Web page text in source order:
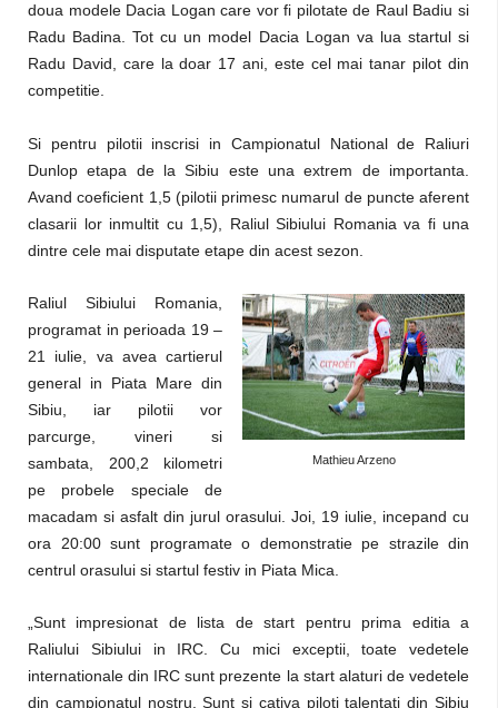
doua modele Dacia Logan care vor fi pilotate de Raul Badiu si
Radu Badina. Tot cu un model Dacia Logan va lua startul si
Radu David, care la doar 17 ani, este cel mai tanar pilot din
competitie.
Si pentru pilotii inscrisi in Campionatul National de Raliuri
Dunlop etapa de la Sibiu este una extrem de importanta.
Avand coeficient 1,5 (pilotii primesc numarul de puncte aferent
clasarii lor inmultit cu 1,5), Raliul Sibiului Romania va fi una
dintre cele mai disputate etape din acest sezon.
Mathieu Arzeno
Raliul Sibiului Romania,
programat in perioada 19 –
21 iulie, va avea cartierul
general in Piata Mare din
Sibiu, iar pilotii vor
parcurge, vineri si
sambata, 200,2 kilometri
pe probele speciale de
macadam si asfalt din jurul orasului. Joi, 19 iulie, incepand cu
ora 20:00 sunt programate o demonstratie pe strazile din
centrul orasului si startul festiv in Piata Mica.
„Sunt impresionat de lista de start pentru prima editia a
Raliului Sibiului in IRC. Cu mici exceptii, toate vedetele
internationale din IRC sunt prezente la start alaturi de vedetele
din campionatul nostru. Sunt si cativa piloti talentati din Sibiu